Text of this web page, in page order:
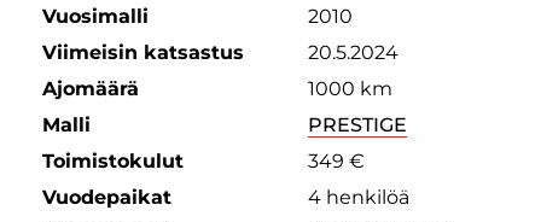
Vuosimalli
2010
Viimeisin katsastus
20.5.2024
Ajomäärä
1000 km
Malli
PRESTIGE
Toimistokulut
349 €
Vuodepaikat
4 henkilöä